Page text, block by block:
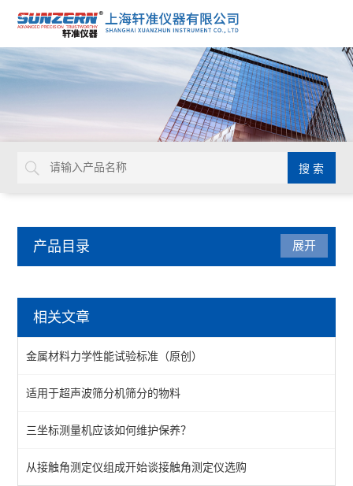
产品目录
线宽测量仪
显微镜
投影仪
AOI自动光学检测仪
查看全部 >>
展开
相关文章
金属材料力学性能试验标准（原创）
适用于超声波筛分机筛分的物料
三坐标测量机应该如何维护保养？
从接触角测定仪组成开始谈接触角测定仪选购